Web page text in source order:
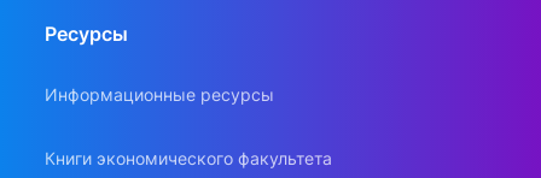
Ресурсы
Информационные ресурсы
Книги экономического факультета